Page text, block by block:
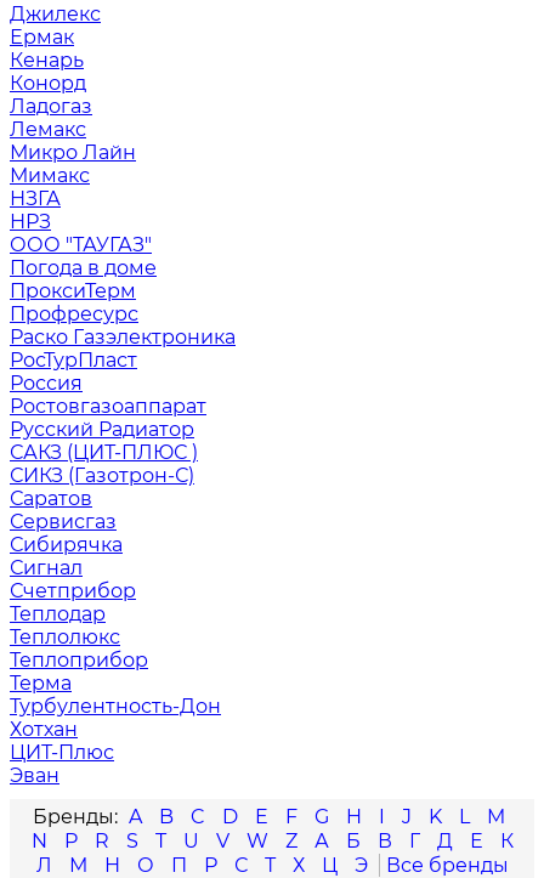
Джилекс
Ермак
Кенарь
Конорд
Ладогаз
Лемакс
Микро Лайн
Мимакс
НЗГА
НРЗ
ООО "ТАУГАЗ"
Погода в доме
ПроксиТерм
Профресурс
Раско Газэлектроника
РосТурПласт
Россия
Ростовгазоаппарат
Русский Радиатор
САКЗ (ЦИТ-ПЛЮС )
СИКЗ (Газотрон-С)
Саратов
Сервисгаз
Сибирячка
Сигнал
Счетприбор
Теплодар
Теплолюкс
Теплоприбор
Терма
Турбулентность-Дон
Хотхан
ЦИТ-Плюс
Эван
A
B C D E F G H I J K L
M
N
P R S T U V W Z А Б В Г Д Е
К
Л
М Н О П Р С Т Х Ц Э